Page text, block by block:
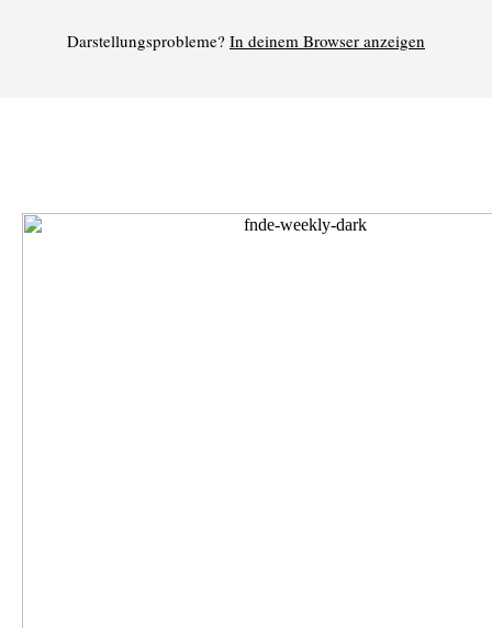
Darstellungsprobleme? In deinem Browser anzeigen